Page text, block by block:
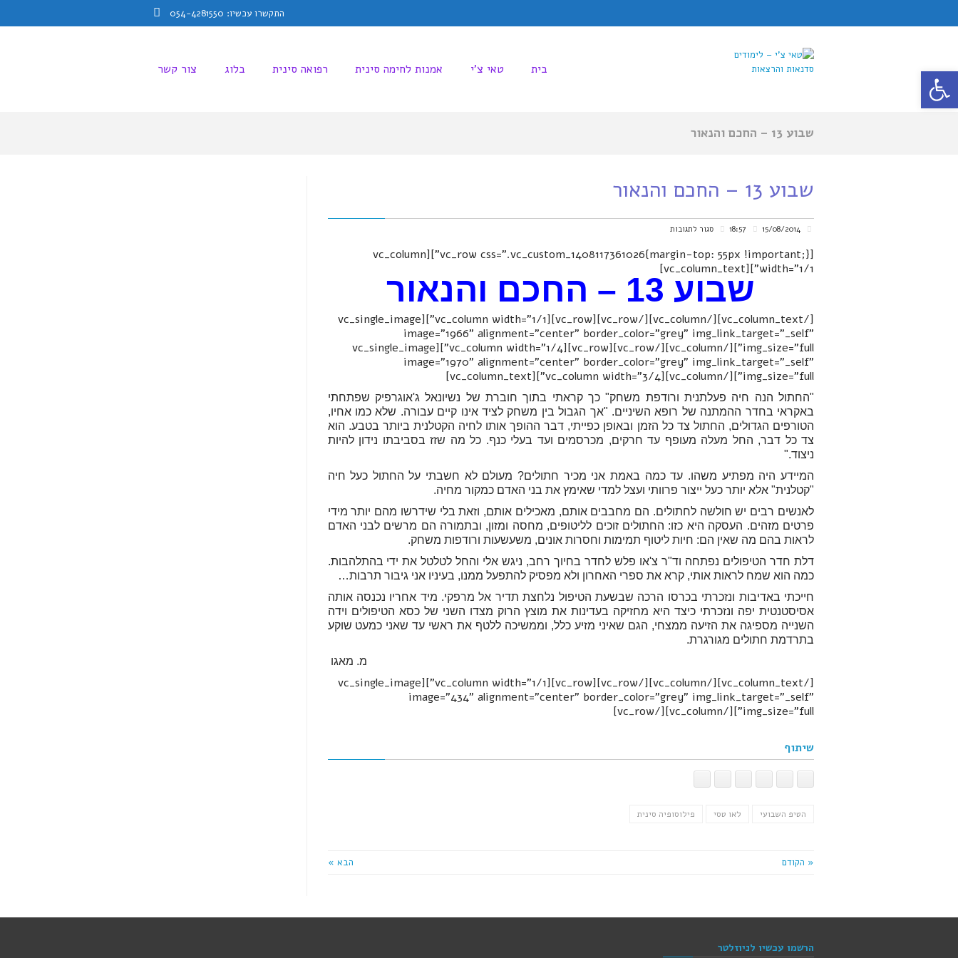
התקשרו עכשיו: 054-4281550
Facebook
בית טאי צ'י אמנות לחימה סינית רפואה סינית בלוג צור קשר
שבוע 13 – החכם והנאור
שבוע 13 – החכם והנאור
סגור לתגובותעל
שבוע
13
החכם
והנאור
[vc_row css=".vc_custom_1408117361026{margin-top: 55px !important;}"][vc_column
width="1/1"][vc_column_text]
שבוע 13 – החכם והנאור
[/vc_column_text][/vc_column][/vc_row][vc_row][vc_column width="1/1"][vc_single_image
image="1966" alignment="center" border_color="grey" img_link_target="_self"
img_size="full"][/vc_column][/vc_row][vc_row][vc_column width="1/4"][vc_single_image
image="1970" alignment="center" border_color="grey" img_link_target="_self"
img_size="full"][/vc_column][vc_column width="3/4"][vc_column_text]
"החתול הנה חיה פעלתנית ורודפת משחק" כך קראתי בתוך חוברת של נשיונאל ג'אוגרפיק שפתחתי
באקראי בחדר ההמתנה של רופא השיניים. "אך הגבול בין משחק לציד אינו קיים עבורה. שלא כמו אחיו,
הטורפים הגדולים, החתול צד כל הזמן ובאופן כפייתי, דבר ההופך אותו לחיה הקטלנית ביותר בטבע. הוא
צד כל דבר, החל מעלה מעופף עד חרקים, מכרסמים ועד בעלי כנף. כל מה שזז בסביבתו נידון להיות
ניצוד."
המיידע היה מפתיע משהו. עד כמה באמת אני מכיר חתולים? מעולם לא חשבתי על החתול כעל חיה
"קטלנית" אלא יותר כעל ייצור פרוותי ועצל למדי שאימץ את בני האדם כמקור מחיה.
לאנשים רבים יש חולשה לחתולים. הם מחבבים אותם, מאכילים אותם, וזאת בלי שידרשו מהם יותר מידי
פרטים מזהים. העסקה היא כזו: החתולים זוכים לליטופים, מחסה ומזון, ובתמורה הם מרשים לבני האדם
לראות בהם מה שאין הם: חיות ליטוף תמימות וחסרות אונים, משעשעות ורודפות משחק.
דלת חדר הטיפולים נפתחה וד"ר צ'או פלש לחדר בחיוך רחב, ניגש אלי והחל לטלטל את ידי בהתלהבות.
כמה הוא שמח לראות אותי, קרא את ספרי האחרון ולא מפסיק להתפעל ממנו, בעיניו אני גיבור תרבות…
חייכתי באדיבות ונזכרתי בכרסו הרכה שבשעת הטיפול נלחצת תדיר אל מרפקי. מיד אחריו נכנסה אותה
אסיסטנטית יפה ונזכרתי כיצד היא מחזיקה בעדינות את מוצץ הרוק מצדו השני של כסא הטיפולים וידה
השנייה מספיגה את הזיעה ממצחי, הגם שאיני מזיע כלל, וממשיכה ללטף את ראשי עד שאני כמעט שוקע
בתרדמת חתולים מגורגרת.
מ. מאגו
[/vc_column_text][/vc_column][/vc_row][vc_row][vc_column width="1/1"][vc_single_image
image="434" alignment="center" border_color="grey" img_link_target="_self"
img_size="full"][/vc_column][/vc_row]
שיתוף
הטיפ השבועי לאו טסי פילוסופיה סינית
« הקודם הבא »
הרשמו עכשיו לניוזלטר
פתח סרגל נגישות